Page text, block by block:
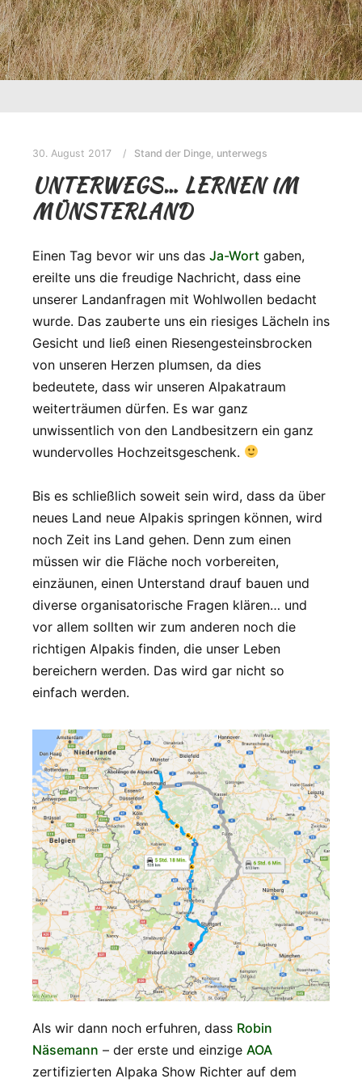
30. August 2017 Stand der Dinge, unterwegs
UNTERWEGS… LERNEN IM
MÜNSTERLAND
Einen Tag bevor wir uns das Ja-Wort gaben,
ereilte uns die freudige Nachricht, dass eine
unserer Landanfragen mit Wohlwollen bedacht
wurde. Das zauberte uns ein riesiges Lächeln ins
Gesicht und ließ einen Riesengesteinsbrocken
von unseren Herzen plumsen, da dies
bedeutete, dass wir unseren Alpakatraum
weiterträumen dürfen. Es war ganz
unwissentlich von den Landbesitzern ein ganz
wundervolles Hochzeitsgeschenk.
Bis es schließlich soweit sein wird, dass da über
neues Land neue Alpakis springen können, wird
noch Zeit ins Land gehen. Denn zum einen
müssen wir die Fläche noch vorbereiten,
einzäunen, einen Unterstand drauf bauen und
diverse organisatorische Fragen klären… und
vor allem sollten wir zum anderen noch die
richtigen Alpakis finden, die unser Leben
bereichern werden. Das wird gar nicht so
einfach werden.
Als wir dann noch erfuhren, dass Robin
Näsemann – der erste und einzige AOA
zertifizierten Alpaka Show Richter auf dem